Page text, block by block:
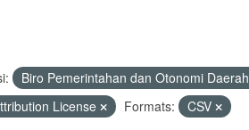
Biro Pemerintahan dan Otonomi Daerah
License Formats: CSV